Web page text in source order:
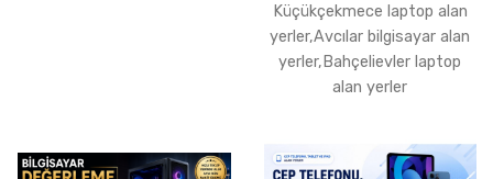
Küçükçekmece laptop alan
yerler,Avcılar bilgisayar alan
yerler,Bahçelievler laptop
alan yerler